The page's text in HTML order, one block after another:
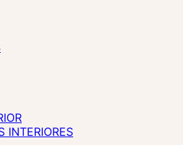
INTERIORES